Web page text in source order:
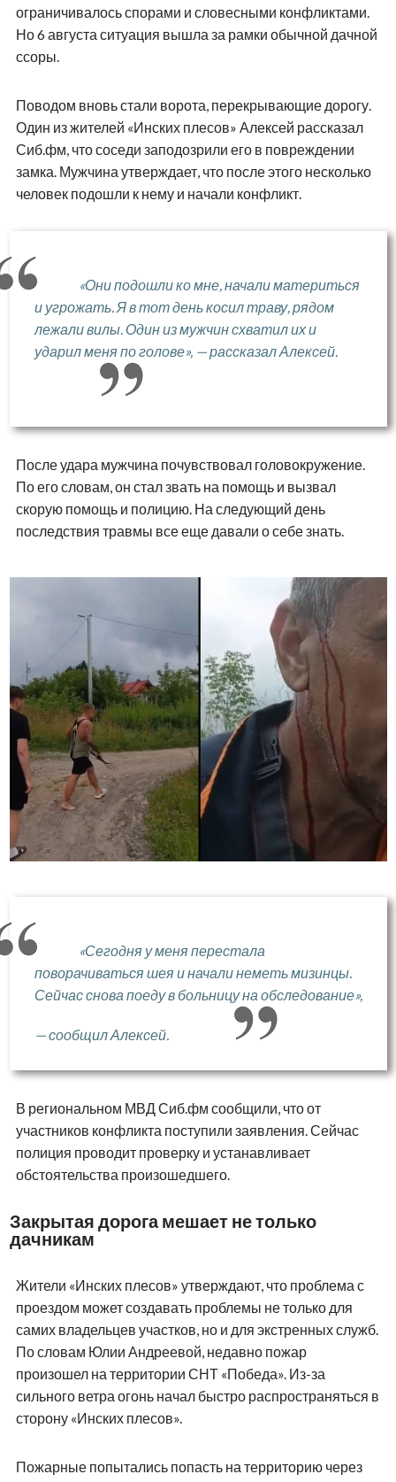
ограничивалось спорами и словесными конфликтами.
Но 6 августа ситуация вышла за рамки обычной дачной
ссоры.
Поводом вновь стали ворота, перекрывающие дорогу.
Один из жителей «Инских плесов» Алексей рассказал
Сиб.фм, что соседи заподозрили его в повреждении
замка. Мужчина утверждает, что после этого несколько
человек подошли к нему и начали конфликт.
«Они подошли ко мне, начали материться
и угрожать. Я в тот день косил траву, рядом
лежали вилы. Один из мужчин схватил их и
ударил меня по голове», — рассказал Алексей.
После удара мужчина почувствовал головокружение.
По его словам, он стал звать на помощь и вызвал
скорую помощь и полицию. На следующий день
последствия травмы все еще давали о себе знать.
«Сегодня у меня перестала
поворачиваться шея и начали неметь мизинцы.
Сейчас снова поеду в больницу на обследование»,
— сообщил Алексей.
В региональном МВД Сиб.фм сообщили, что от
участников конфликта поступили заявления. Сейчас
полиция проводит проверку и устанавливает
обстоятельства произошедшего.
Закрытая дорога мешает не только
дачникам
Жители «Инских плесов» утверждают, что проблема с
проездом может создавать проблемы не только для
самих владельцев участков, но и для экстренных служб.
По словам Юлии Андреевой, недавно пожар
произошел на территории СНТ «Победа». Из-за
сильного ветра огонь начал быстро распространяться в
сторону «Инских плесов».
Пожарные попытались попасть на территорию через